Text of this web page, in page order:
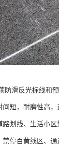
滑反光标线和预
短，耐磨性高，
划线、生活小
停百黄线区、通